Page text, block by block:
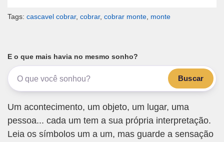
Tags: cascavel cobrar, cobrar, cobrar monte monte
E o que mais havia no mesmo sonho?
Buscar
Um acontecimento, um objeto, um lugar, uma
pessoa... cada um tem a sua própria interpretação.
Leia os símbolos um a um, mas guarde a sensação